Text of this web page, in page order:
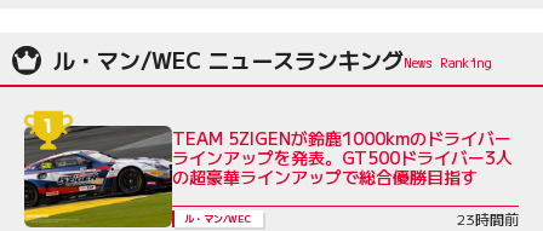
ル・マン/WEC ニュースランキング
TEAM 5ZIGENが鈴鹿1000kmのドライバー
ラインアップを発表。GT500ドライバー3人
の超豪華ラインアップで総合優勝目指す
ル・マン/WEC 23時間前